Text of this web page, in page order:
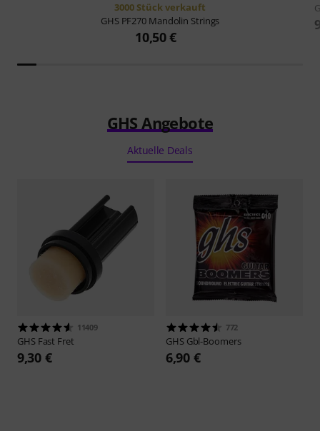
3000 Stück verkauft
GHS PF270 Mandolin Strings
10,50 €
GHS Angebote
Aktuelle Deals
11409
GHS Fast Fret
9,30 €
772
GHS Gbl-Boomers
6,90 €